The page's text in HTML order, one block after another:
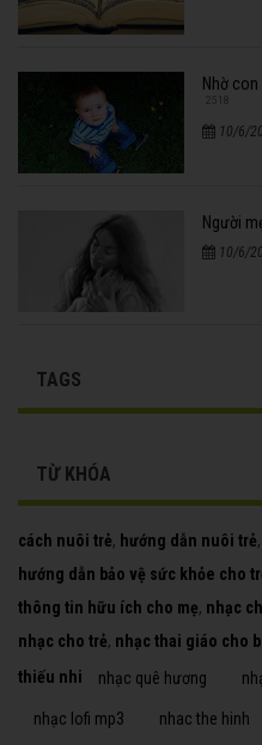
Nhờ
2518
10/6/
Người
10/6/
TAGS
TỪ KHÓA
cách nuôi trẻ, hướng dẫn nuôi trẻ,
hướng dẫn bảo vệ sức khỏe cho
thông tin hữu ích cho mẹ, nhạc
nhạc cho trẻ, nhạc thai giáo cho
thiếu nhi
nhạc quê hương
nhạc lofi mp3 nhac the hinh